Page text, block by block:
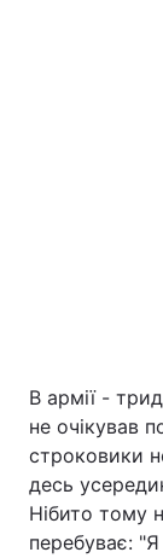
В армії -
не очікував
строковики
десь
Нібито тому
перебуває: "Я